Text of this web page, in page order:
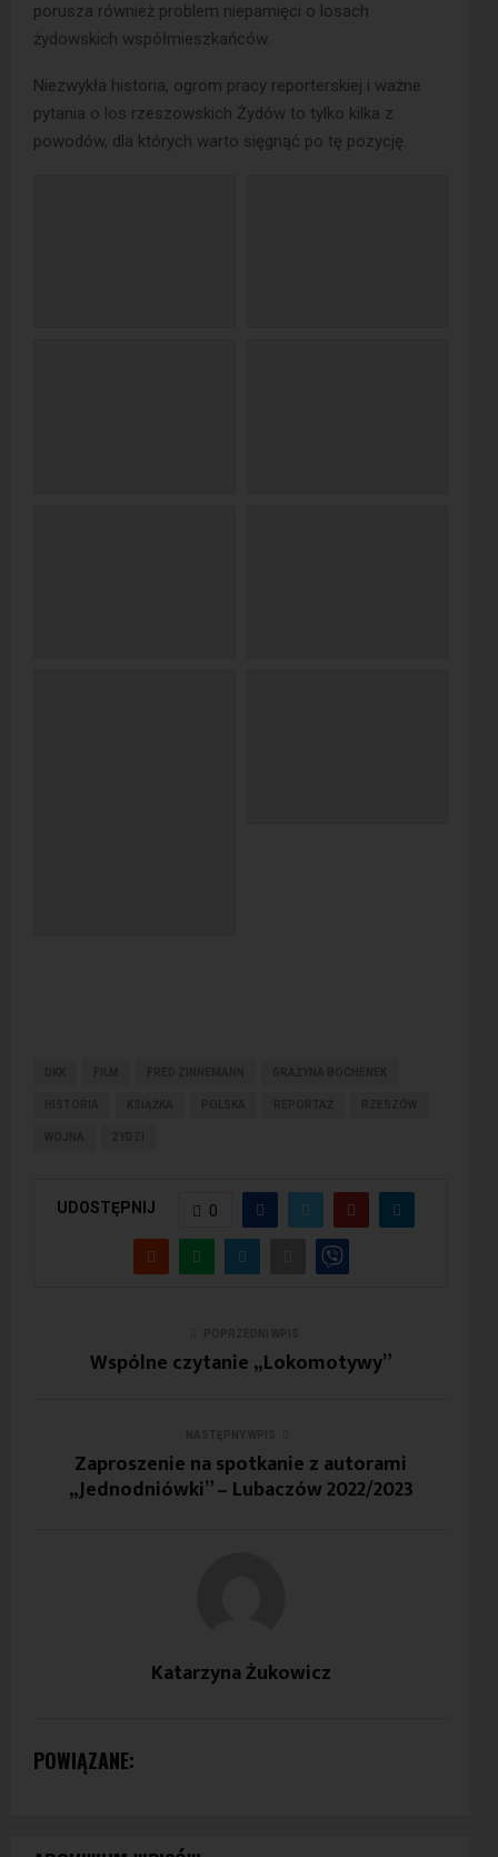
porusza również problem niepamięci o losach
żydowskich współmieszkańców.
Niezwykła historia, ogrom pracy reporterskiej i ważne
pytania o los rzeszowskich Żydów to tylko kilka z
powodów, dla których warto sięgnąć po tę pozycję.
UDOSTĘPNIJ 0
Wspólne czytanie „Lokomotywy”
Zaproszenie na spotkanie z autorami
„Jednodniówki” – Lubaczów 2022/2023
Katarzyna Żukowicz
POWIĄZANE: